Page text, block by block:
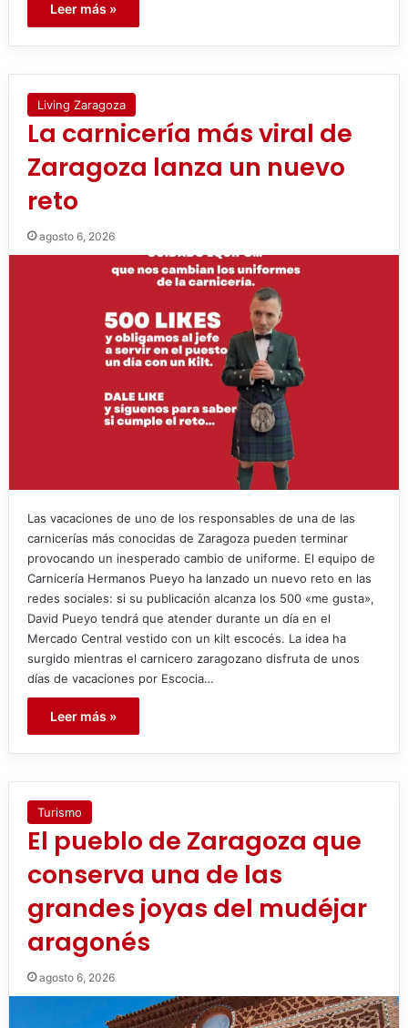
Leer más »
Living Zaragoza
La carnicería más viral de
Zaragoza lanza un nuevo
reto
agosto 6, 2026
Las vacaciones de uno de los responsables de una de las
carnicerías más conocidas de Zaragoza pueden terminar
provocando un inesperado cambio de uniforme. El equipo de
Carnicería Hermanos Pueyo ha lanzado un nuevo reto en las
redes sociales: si su publicación alcanza los 500 «me gusta»,
David Pueyo tendrá que atender durante un día en el
Mercado Central vestido con un kilt escocés. La idea ha
surgido mientras el carnicero zaragozano disfruta de unos
días de vacaciones por Escocia…
Leer más »
Turismo
El pueblo de Zaragoza que
conserva una de las
grandes joyas del mudéjar
aragonés
agosto 6, 2026